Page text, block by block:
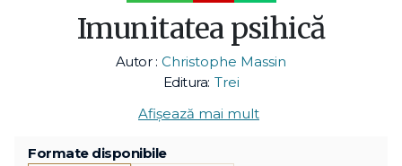
Imunitatea psihică
Autor : Christophe Massin
Editura: Trei
Afișează mai mult
Formate disponibile